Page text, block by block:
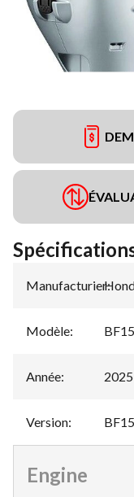
Manufacturier:
Modèle: BF15
Année: 2025
Version:
Engine